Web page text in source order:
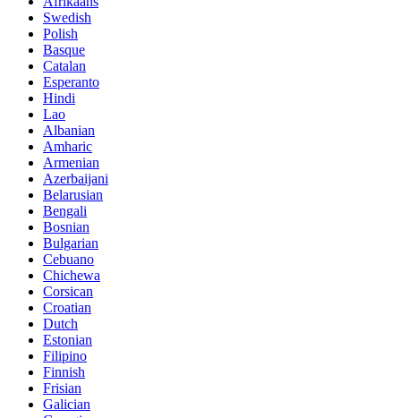
Swedish
Polish
Basque
Catalan
Esperanto
Hindi
Lao
Albanian
Amharic
Armenian
Azerbaijani
Belarusian
Bengali
Bosnian
Bulgarian
Cebuano
Chichewa
Corsican
Croatian
Dutch
Estonian
Filipino
Finnish
Frisian
Galician